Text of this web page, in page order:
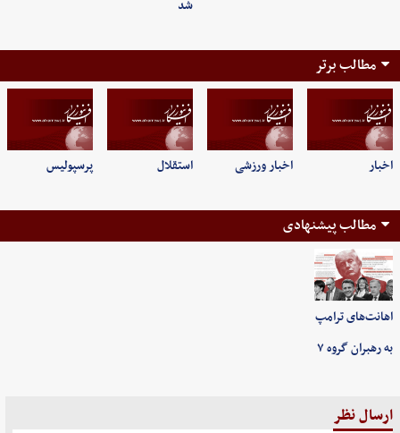
شد
مطالب برتر
اخبار اخبار ورزشی استقلال پرسپولیس
مطالب پیشنهادی
اهانت‌های ترامپ
به رهبران گروه ۷
ارسال نظر